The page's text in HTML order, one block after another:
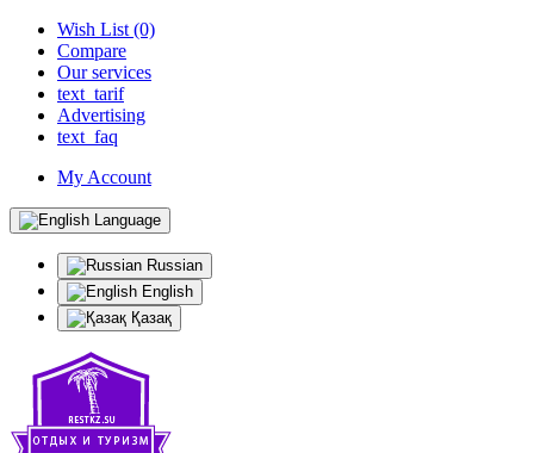
Wish List (0)
Compare
Our services
text_tarif
Advertising
text_faq
My Account
Language
Russian
English
Қазақ